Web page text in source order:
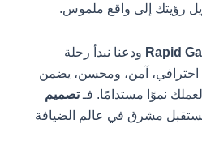
رؤيتك إلى واقع ملموس.
Rapidودعنا نبدأ رحلة
آمن، ومحسن، يضمن
نموًا مستدامًا. فـتصميم
مشرق في عالم الضيافة